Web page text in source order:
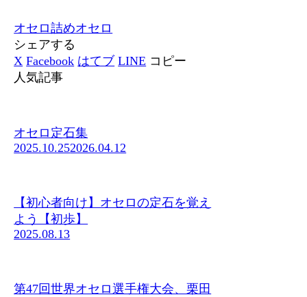
オセロ詰めオセロ
シェアする
X Facebook はてブ LINE コピー
人気記事
オセロ定石集
2025.10.252026.04.12
【初心者向け】オセロの定石を覚え
よう【初歩】
2025.08.13
第47回世界オセロ選手権大会、栗田